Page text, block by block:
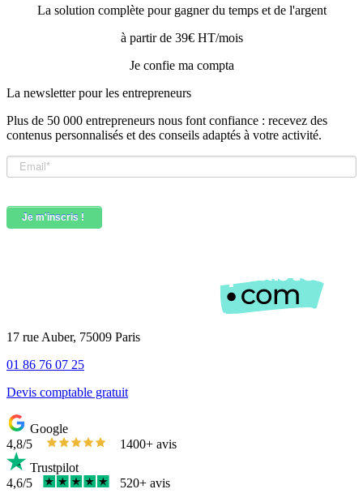
La solution complète pour gagner du temps et de l'argent
à partir de 39€ HT/mois
Je confie ma compta
La newsletter pour les entrepreneurs
Plus de 50 000 entrepreneurs nous font confiance : recevez des
contenus personnalisés et des conseils adaptés à votre activité.
17 rue Auber, 75009 Paris
01 86 76 07 25
Devis comptable gratuit
Google
4,8/5
1400+ avis
Trustpilot
4,6/5
520+ avis